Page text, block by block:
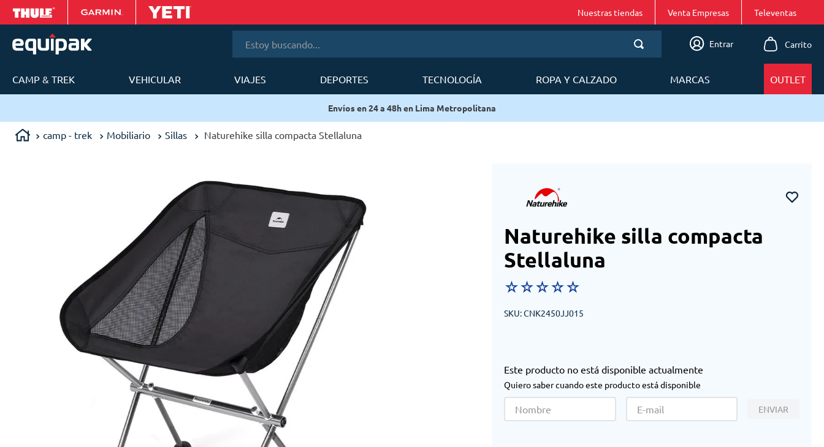
Nuestras tiendas Venta Empresas
Entrar
CAMP & TREK VEHICULAR VIAJES DEPORTES TECNOLOGÍA ROPA Y CALZADO MARCAS OUTLET
Envíos en 24 a 48h en Lima Metropolitana
camp - trek Mobiliario Sillas Naturehike silla compacta Stellaluna
Naturehike silla compacta
Stellaluna
☆☆☆☆☆
SKU:CNK2450JJ015
Este producto no está disponible actualmente
Quiero saber cuando este producto está disponible
ENVIAR
Términos más buscados
mobi garden
sea to summit
5.
mochila
6.